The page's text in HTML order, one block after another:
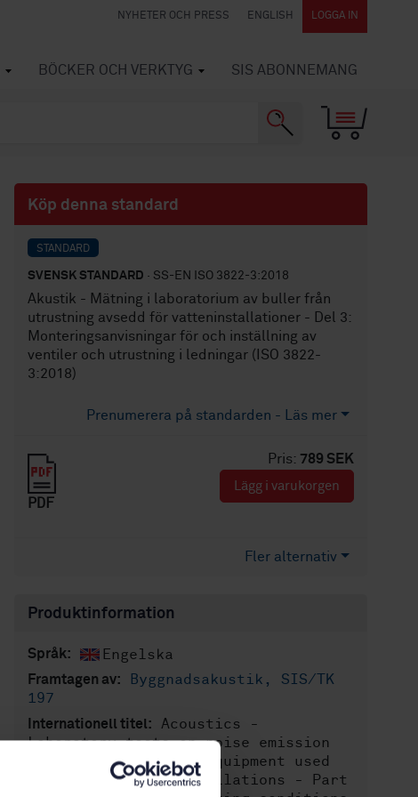
NYHETER OCH PRESS ENGLISH LOGGA IN
BÖCKER OCH VERKTYG SIS ABONNEMANG
Köp denna standard
STANDARD
SVENSK STANDARD · SS-EN ISO 3822-3:2018
Akustik - Mätning i laboratorium av buller från
utrustning avsedd för vatteninstallationer - Del 3:
Monteringsanvisningar för och inställning av
ventiler och utrustning i ledningar (ISO 3822-
3:2018)
Prenumerera på standarden - Läs mer
Pris: 789 SEK
PDF
Lägg i varukorgen
Fler alternativ
Produktinformation
Språk: Engelska
Framtagen av:
Byggnadsakustik, SIS/TK
197
Internationell titel:
Acoustics -
Laboratory tests on noise emission
from appliances and equipment used
in water supply installations - Part